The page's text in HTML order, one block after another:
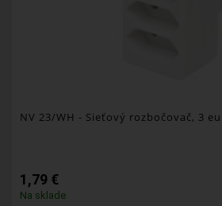
NV 23/WH - Sieťový rozbočovač, 3
1,79 €
Na sklade